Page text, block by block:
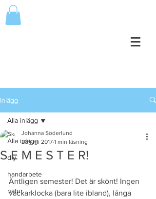
Inlägg
Alla inlägg
diy
handarbete
natur
Alla inlägg
S E M E S T E R!
Johanna Söderlund
28 juni 2017 1 min läsning
Äntligen semester! Det är skönt! Ingen
väckarklocka (bara lite ibland), långa